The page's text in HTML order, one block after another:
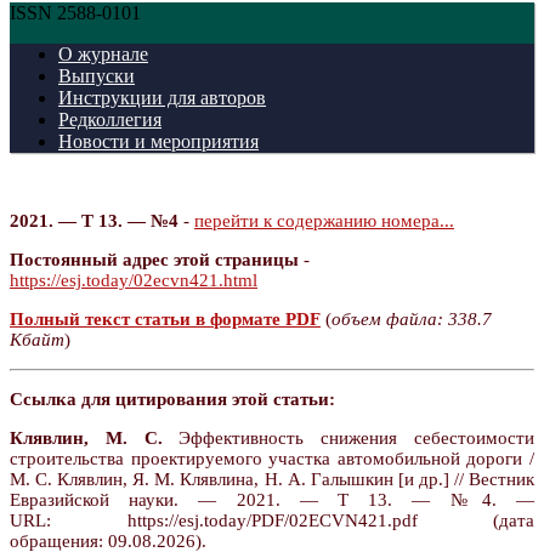
ISSN 2588-0101
О журнале
Выпуски
Инструкции для авторов
Редколлегия
Новости и мероприятия
2021. — Т 13. — №4 - перейти к содержанию номера...
Постоянный адрес этой страницы -
https://esj.today/02ecvn421.html
Полный текст статьи в формате PDF (объем файла: 338.7
Кбайт)
Ссылка для цитирования этой статьи:
Клявлин, М. С. Эффективность снижения себестоимости
строительства проектируемого участка автомобильной дороги /
М. С. Клявлин, Я. М. Клявлина, Н. А. Галышкин [и др.] // Вестник
Евразийской науки. — 2021. — Т 13. — №4. —
URL: https://esj.today/PDF/02ECVN421.pdf (дата
обращения: 09.08.2026).